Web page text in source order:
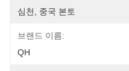
심천, 중국 본토
브랜드 이름:
QH